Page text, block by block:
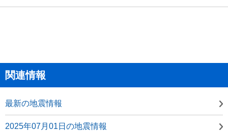
関連情報
最新の地震情報
2025年07月01日の地震情報